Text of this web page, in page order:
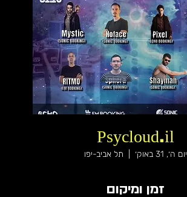
Psycloud.il
יום ה׳, 31 באוק׳ תל אביב-יפו
זמן ומיקום